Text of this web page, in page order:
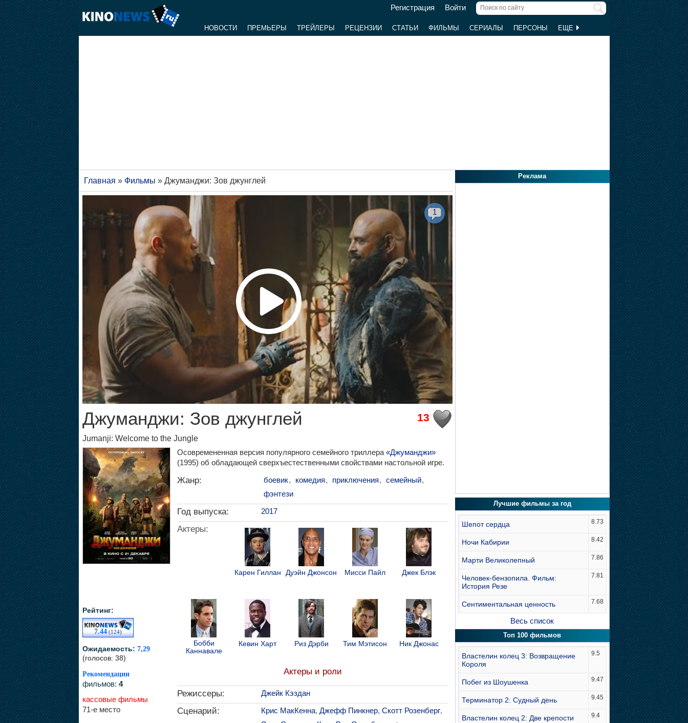
Регистрация Войти
НОВОСТИ ПРЕМЬЕРЫ ТРЕЙЛЕРЫ РЕЦЕНЗИИ СТАТЬИ ФИЛЬМЫ СЕРИАЛЫ ПЕРСОНЫ ЕЩЕ
Главная » Фильмы » Джуманджи: Зов джунглей
1
13
Джуманджи: Зов джунглей
Jumanji: Welcome to the Jungle
Рейтинг:
7.44(124)
Ожидаемость: 7,29
(голосов: 38)
Рекомендации
фильмов: 4
кассовые фильмы
71-е место
Осовремененная версия популярного семейного триллера «Джуманджи»
(1995) об обладающей сверхъестественными свойствами настольной игре.
Жанр: боевик, комедия, приключения, семейный,
фэнтези
Год выпуска: 2017
Актеры:
Карен Гиллан Дуэйн Джонсон Мисси Пайл Джек Блэк
Бобби
Каннавале
Кевин Харт Риз Дэрби Тим Мэтисон Ник Джонас
Актеры и роли
Режиссеры: Джейк Кэздан
Сценарий: Крис МакКенна, Джефф Пинкнер, Скотт Розенберг,
Реклама
Лучшие фильмы за год
Шепот сердца 8.73
Ночи Кабирии 8.42
Марти Великолепный 7.86
Человек-бензопила. Фильм:
История Резе
7.81
Сентиментальная ценность 7.68
Весь список
Топ 100 фильмов
Властелин колец 3: Возвращение
Короля
9.5
Побег из Шоушенка 9.47
Терминатор 2: Судный день 9.45
Властелин колец 2: Две крепости 9.4